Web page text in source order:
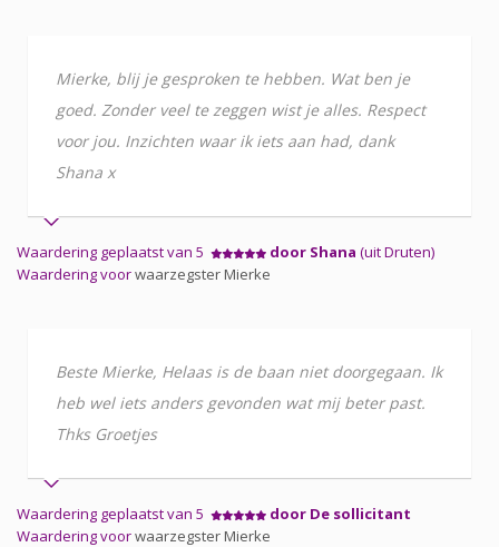
Mierke, blij je gesproken te hebben. Wat ben je
goed. Zonder veel te zeggen wist je alles. Respect
voor jou. Inzichten waar ik iets aan had, dank
Shana x
Waardering geplaatst van 5 door Shana (uit Druten)
Waardering voorwaarzegster Mierke
Beste Mierke, Helaas is de baan niet doorgegaan. Ik
heb wel iets anders gevonden wat mij beter past.
Thks Groetjes
Waardering geplaatst van 5
door De sollicitant
Waardering voorwaarzegster Mierke